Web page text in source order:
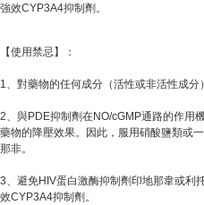
強效CYP3A4抑制劑。
【使用禁忌】：
1、對藥物的任何成分（活性或非活性成分
2、與PDE抑制劑在NO/cGMP通路的作用
藥物的降壓效果。因此，服用硝酸鹽類或
那非。
3、避免HIV蛋白激酶抑制劑印地那韋或利
效CYP3A4抑制劑。